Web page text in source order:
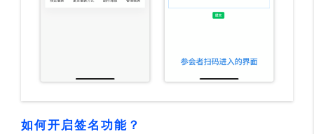
如何开启签名功能？